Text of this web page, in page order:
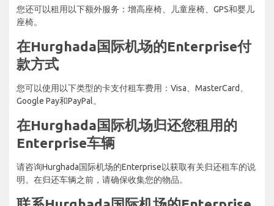
您还可以租用以下额外服务：增高座椅、儿童座椅、GPS和婴儿
座椅。
在Hurghada国际机场的Enterprise付
款方式
您可以使用以下类型的卡支付租车费用：Visa、MasterCard、
Google Pay和PayPal。
在Hurghada国际机场归还您租用的
Enterprise车辆
请咨询Hurghada国际机场的Enterprise以获取有关归还租车的说
明。在归还车辆之前，请确保收集您的物品。